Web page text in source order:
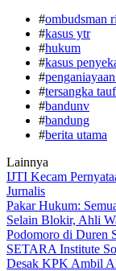
#ombudsman ri
#kasus ytr
#hukum
#kasus
#
#tersangka
#bandunv
#bandung
#berita utama
Lainnya
IJTI Kecam
Jurnalis
Pakar Hukum:
Selain Blokir, Ahli
Podomoro di Duren
SETARA Institute
Desak KPK Ambil